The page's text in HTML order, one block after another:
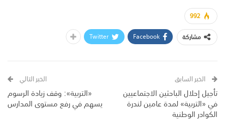
992
مشاركة
Facebook
Twitter
الخبر السابق
تأجيل إحلال الباحثين الاجتماعيين
في «التربية» لمدة عامين لندرة
الكوادر الوطنية
الخبر التالي
«التربية»: وقف زيادة الرسوم
يسهم في رفع مستوى المدارس